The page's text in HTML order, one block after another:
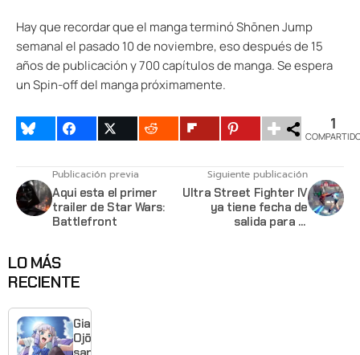
Hay que recordar que el manga terminó Shōnen Jump
semanal el pasado 10 de noviembre, eso después de 15
años de publicación y 700 capítulos de manga. Se espera
un Spin-off del manga próximamente.
1
Publicación previa
Aqui esta el primer
trailer de Star Wars:
Battlefront
Siguiente publicación
Ultra Street Fighter IV
ya tiene fecha de
salida para el
LO MÁS
RECIENTE
Giant
Ojō-